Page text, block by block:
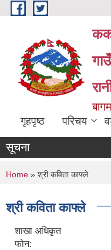
Skip to main content
गृहपृष्ठ परिचय
सूचना
You are here
Home » श्री कविता काफ्ले
श्री कविता काफ्ले
शाखा अधिकृत
फोन: